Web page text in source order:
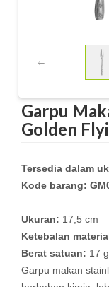
Garpu
Golden
Tersedia dalam
Kode barang:
Ukuran: 17,5 cm
Ketebalan
Berat satuan: 17
Garpu makan